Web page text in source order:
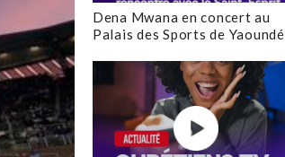
Dena Mwana en concert au
Palais des Sports de Yaoundé